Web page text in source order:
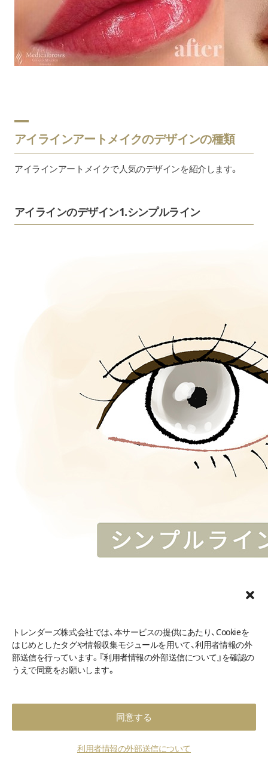
トレンダーズ株式会社では、本サービスの提供にあたり、Cookieを
はじめとしたタグや情報収集モジュールを用いて、利用者情報の外
部送信を行っています。『利用者情報の外部送信について』を確認の
うえで同意をお願いします。
同意する
利用者情報の外部送信について
アイラインアートメイクのデザインの種類
アイラインアートメイクで人気のデザインを紹介します。
アイラインのデザイン1.シンプルライン
生え際を埋めていくことで、目元を強調することができます。
目尻の部分は自分で描き足すことができるので、その日の気
アイラインのデザイン2.シンプルテールライン